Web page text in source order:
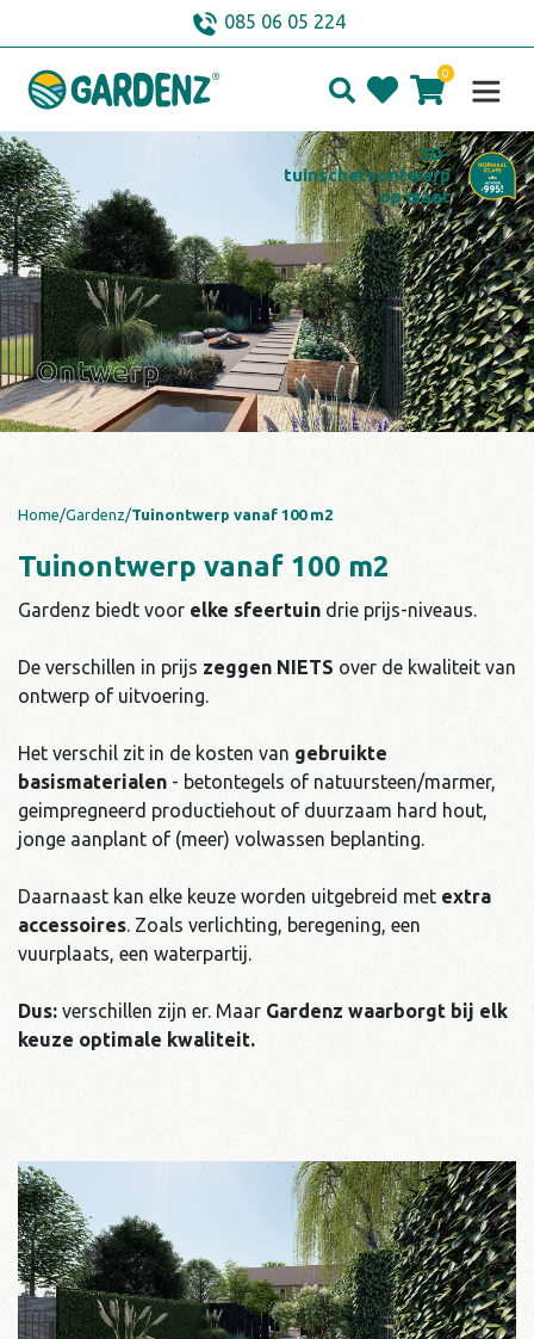
to
content
085 06 05 224
0
3D-
tuinschetsontwerp
op maat
Ontwerp
Home/Gardenz/Tuinontwerp vanaf 100 m2
Tuinontwerp vanaf 100 m2
Gardenz biedt voor elke sfeertuin drie prijs-niveaus.
De verschillen in prijs zeggen NIETS over de kwaliteit van
ontwerp of uitvoering.
Het verschil zit in de kosten van gebruikte
basismaterialen - betontegels of natuursteen/marmer,
geimpregneerd productiehout of duurzaam hard hout,
jonge aanplant of (meer) volwassen beplanting.
Daarnaast kan elke keuze worden uitgebreid met extra
accessoires. Zoals verlichting, beregening, een
vuurplaats, een waterpartij.
Dus: verschillen zijn er. Maar Gardenz waarborgt bij elk
keuze optimale kwaliteit.